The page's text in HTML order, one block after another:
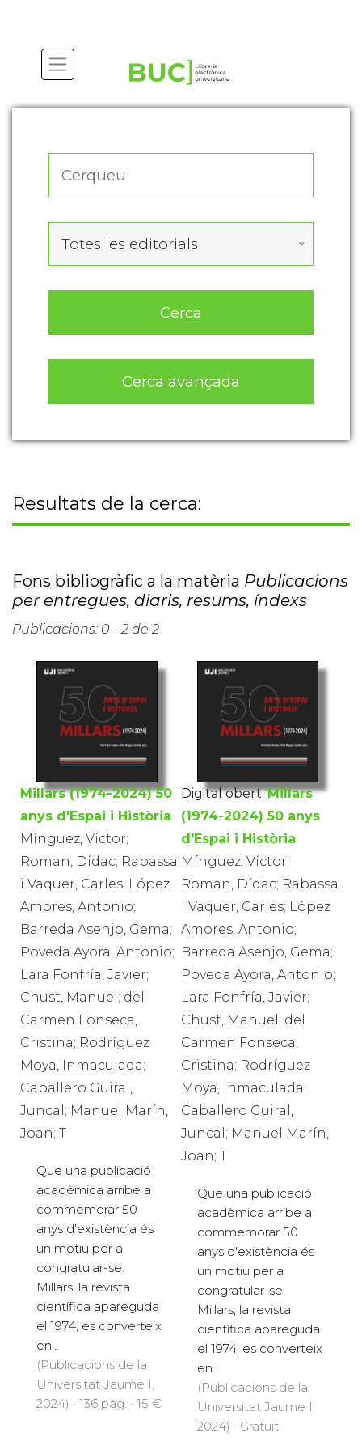
Totes les editorials
Cerca
Cerca avançada
Resultats de la cerca:
Fons bibliogràfic a la matèria Publicacions
per entregues, diaris, resums, índexs
Publicacions: 0 - 2 de 2
Millars (1974-2024) 50
anys d'Espai i Història
Mínguez, Víctor;
Roman, Dídac; Rabassa
i Vaquer, Carles; López
Amores, Antonio;
Barreda Asenjo, Gema;
Poveda Ayora, Antonio;
Lara Fonfría, Javier;
Chust, Manuel; del
Carmen Fonseca,
Cristina; Rodríguez
Moya, Inmaculada;
Caballero Guiral,
Juncal; Manuel Marín,
Joan; T
Que una publicació
acadèmica arribe a
commemorar 50
anys d'existència és
un motiu per a
congratular-se.
Millars, la revista
científica apareguda
el 1974, es converteix
en...
(Publicacions de la
Universitat Jaume I,
2024) · 136 pàg. · 15 €
Digital obert: Millars
(1974-2024) 50 anys
d'Espai i Història
Mínguez, Víctor;
Roman, Dídac; Rabassa
i Vaquer, Carles; López
Amores, Antonio;
Barreda Asenjo, Gema;
Poveda Ayora, Antonio;
Lara Fonfría, Javier;
Chust, Manuel; del
Carmen Fonseca,
Cristina; Rodríguez
Moya, Inmaculada;
Caballero Guiral,
Juncal; Manuel Marín,
Joan; T
Que una publicació
acadèmica arribe a
commemorar 50
anys d'existència és
un motiu per a
congratular-se.
Millars, la revista
científica apareguda
el 1974, es converteix
en...
(Publicacions de la
Universitat Jaume I,
2024) · Gratuït